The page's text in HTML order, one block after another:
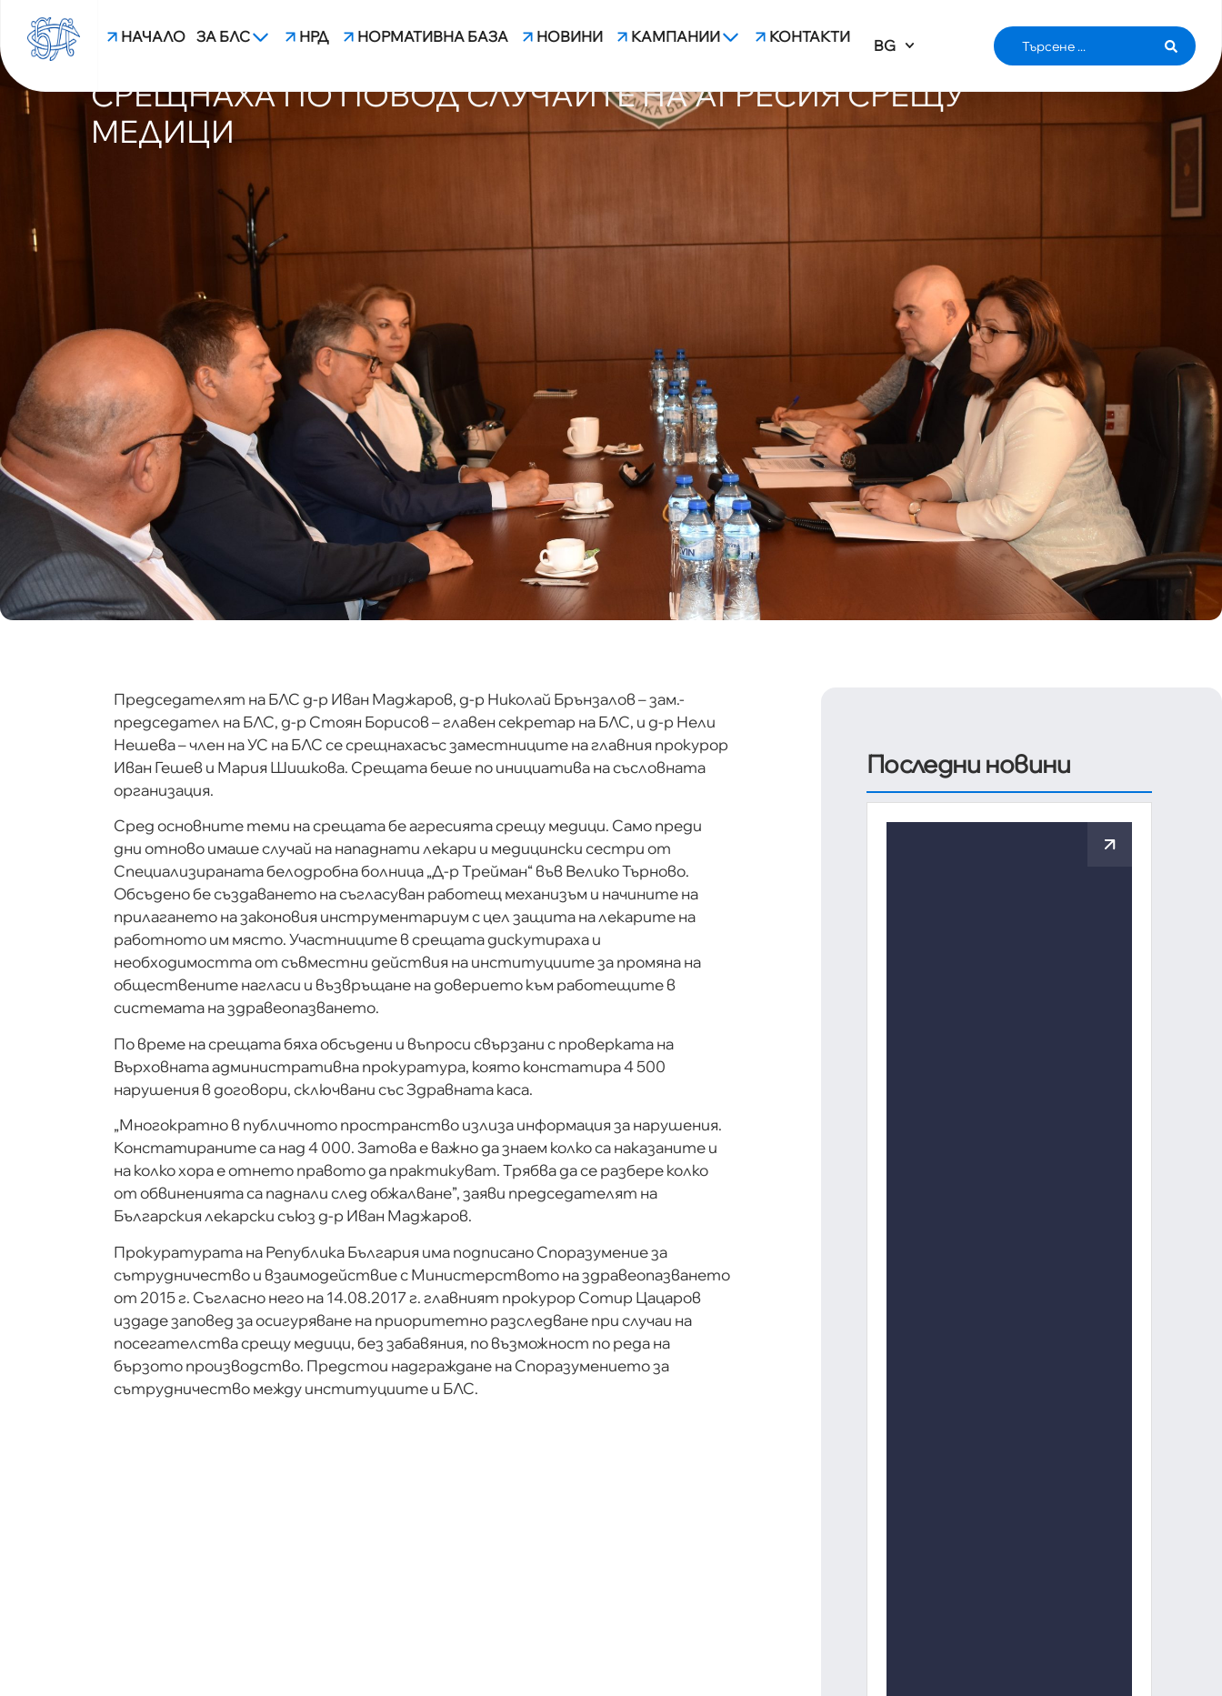
НАЧАЛО ЗА БЛС НРД НОРМАТИВНА БАЗА НОВИНИ КАМПАНИИ КОНТАКТИ BG
СРЕЩНАХА ПО ПОВОД СЛУЧАИТЕ НА АГРЕСИЯ СРЕЩУ
МЕДИЦИ
Председателят на БЛС д-р Иван Маджаров, д-р Николай Брънзалов – зам.-
председател на БЛС, д-р Стоян Борисов – главен секретар на БЛС, и д-р Нели
Нешева – член на УС на БЛС се срещнахасъс заместниците на главния прокурор
Иван Гешев и Мария Шишкова. Срещата беше по инициатива на съсловната
организация.
Сред основните теми на срещата бе агресията срещу медици. Само преди
дни отново имаше случай на нападнати лекари и медицински сестри от
Специализираната белодробна болница „Д-р Трейман“ във Велико Търново.
Обсъдено бе създаването на съгласуван работещ механизъм и начините на
прилагането на законовия инструментариум с цел защита на лекарите на
работното им място. Участниците в срещата дискутираха и
необходимостта от съвместни действия на институциите за промяна на
обществените нагласи и възвръщане на доверието към работещите в
системата на здравеопазването.
По време на срещата бяха обсъдени и въпроси свързани с проверката на
Върховната административна прокуратура, която констатира 4 500
нарушения в договори, сключвани със Здравната каса.
„Многократно в публичното пространство излиза информация за нарушения.
Констатираните са над 4 000. Затова е важно да знаем колко са наказаните и
на колко хора е отнето правото да практикуват. Трябва да се разбере колко
от обвиненията са паднали след обжалване”, заяви председателят на
Българския лекарски съюз д-р Иван Маджаров.
Прокуратурата на Република България има подписано Споразумение за
сътрудничество и взаимодействие с Министерството на здравеопазването
от 2015 г. Съгласно него на 14.08.2017 г. главният прокурор Сотир Цацаров
издаде заповед за осигуряване на приоритетно разследване при случаи на
посегателства срещу медици, без забавяния, по възможност по реда на
бързото производство. Предстои надграждане на Споразумението за
сътрудничество между институциите и БЛС.
blsbg.com
Последни новини